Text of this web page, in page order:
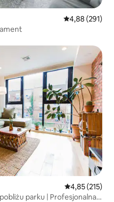
Średnia
4,88 (291)
Średnia
4,85 (215)
parku | Profesjonalna